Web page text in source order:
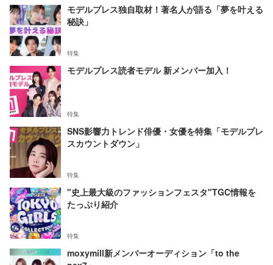
モデルプレス独自取材！著名人が語る「夢を叶える
秘訣」
特集
モデルプレス読者モデル 新メンバー加入！
特集
SNS影響力トレンド俳優・女優を特集「モデルプレ
スカウントダウン」
特集
"史上最大級のファッションフェスタ"TGC情報を
たっぷり紹介
特集
moxymill新メンバーオーディション「to the